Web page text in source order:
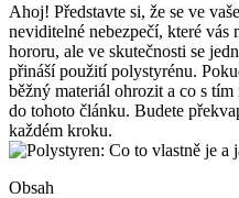
Ahoj! Představte si, že se ve
neviditelné nebezpečí, které
hororu, ale ve skutečnosti se
přináší použití polystyrénu.
běžný materiál ohrozit a co s
do tohoto článku. Budete
každém kroku.
Obsah